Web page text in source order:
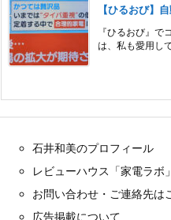
【ひるおび】
『ひるおび』で
は、私も愛用し
石井和美のプロフィール
レビューハウス「家電ラボ
お問い合わせ・ご連絡先は
広告掲載について